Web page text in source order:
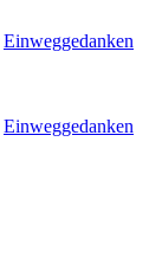
Einweggedanken
Einweggedanken